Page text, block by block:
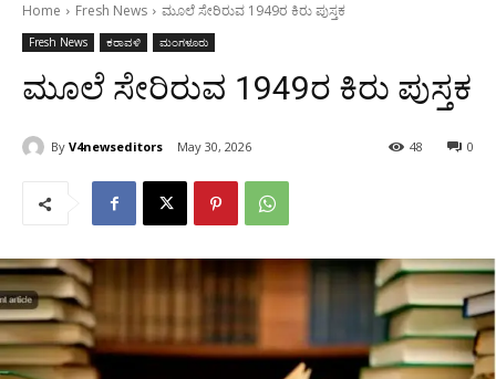
Home Fresh News ಮೂಲೆ ಸೇರಿರುವ 1949ರ ಕಿರು ಪುಸ್ತಕ
Fresh News ಕರಾವಳಿ ಮಂಗಳೂರು
ಮೂಲೆ ಸೇರಿರುವ 1949ರ ಕಿರು ಪುಸ್ತಕ
By V4newseditors May 30, 2026 0
48